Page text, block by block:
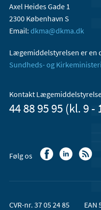
Axel Heides Gade 1
2300 København S
Email: dkma@dkma.dk
Lægemiddelstyrelsen er en
Sundheds- og
Kontakt
44 88 95 95 (kl. 9 -
Følg os
CVR-nr. 37 05 24 85 EAN